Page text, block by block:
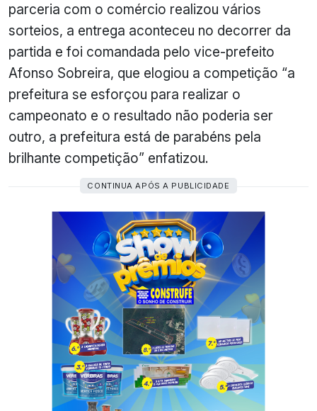
parceria com o comércio realizou vários
sorteios, a entrega aconteceu no decorrer da
partida e foi comandada pelo vice-prefeito
Afonso Sobreira, que elogiou a competição “a
prefeitura se esforçou para realizar o
campeonato e o resultado não poderia ser
outro, a prefeitura está de parabéns pela
brilhante competição” enfatizou.
CONTINUA APÓS A PUBLICIDADE